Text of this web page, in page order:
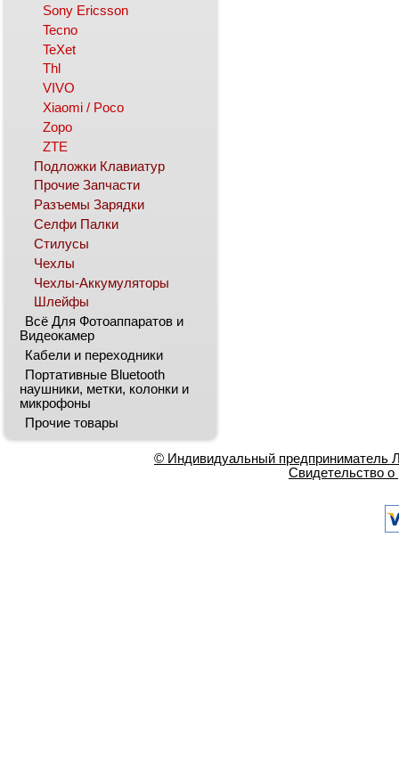
Sony Ericsson
Tecno
TeXet
Thl
VIVO
Xiaomi / Poco
Zopo
ZTE
Подложки Клавиатур
Прочие Запчасти
Разъемы Зарядки
Селфи Палки
Стилусы
Чехлы
Чехлы-Аккумуляторы
Шлейфы
Всё Для Фотоаппаратов и
Видеокамер
Кабели и переходники
Портативные Bluetooth
наушники, метки, колонки и
микрофоны
Прочие товары
© Индивидуальный предприниматель
Свидетельство